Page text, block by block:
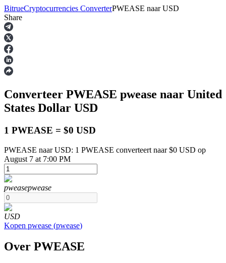
Termijncontracten
USDT-futures
BitrueCryptocurrencies ConverterPWEASE naar USD
Share
Converteer PWEASE pwease naar United
States Dollar USD
1 PWEASE = $0 USD
PWEASE naar USD: 1 PWEASE converteert naar $0 USD op
August 7 at 7:00 PM
pweasepwease
USD
Kopen pwease (pwease)
Over PWEASE